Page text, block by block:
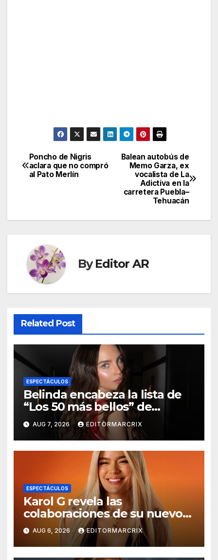
Post
navigation
Balean autobús de
Memo Garza, ex
vocalista de La
Adictiva en la
carretera Puebla–
Tehuacán
Poncho de Nigris
aclara que no compró
al Pato Merlín
ByEditor AR
Related Post
ESPECTÁCULOS
Belinda encabeza la lista de
“Los 50 más bellos” de
People en Español 2026
AUG 7, 2026 EDITORMARCRIX
ESPECTÁCULOS
Karol G revela las
colaboraciones de su nuevo
álbum ‘NO ME ARREPIENTO
DE SENTIR TANTO’
AUG 6, 2026 EDITORMARCRIX